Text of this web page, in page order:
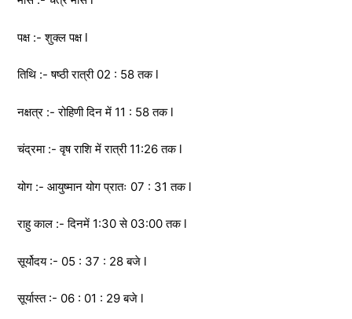
पक्ष :- शुक्ल पक्ष l
तिथि :- षष्ठी रात्री 02 : 58 तक l
नक्षत्र :- रोहिणी दिन में 11 : 58 तक l
चंद्रमा :- वृष राशि में रात्री 11:26 तक l
योग :- आयुष्मान योग प्रातः 07 : 31 तक l
राहु काल :- दिनमें 1:30 से 03:00 तक l
सूर्योदय :- 05 : 37 : 28 बजे l
सूर्यास्त :- 06 : 01 : 29 बजे l